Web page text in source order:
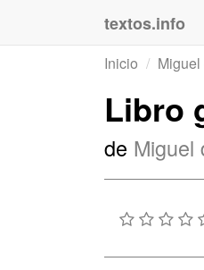
textos.info
Inicio
Libro
de Miguel